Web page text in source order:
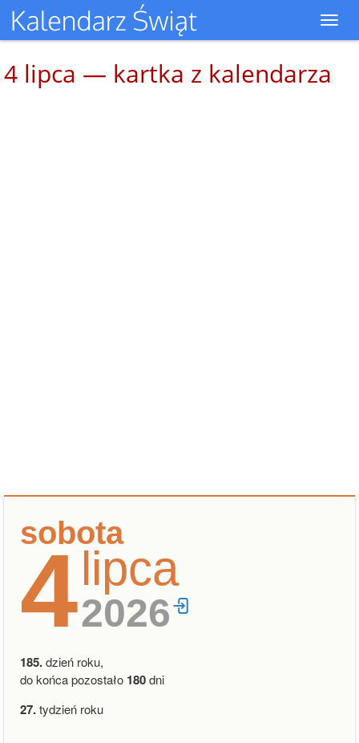
4 lipca — kartka z kalendarza
sobota
4lipca
2026
185.dzień roku,
do końca pozostało 180dni
27.tydzień roku